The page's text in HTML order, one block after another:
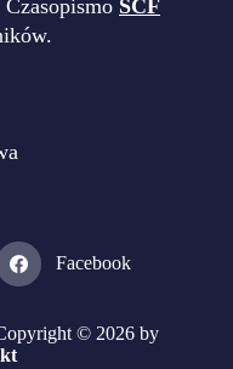
SCF
Facebook
© 2026 by